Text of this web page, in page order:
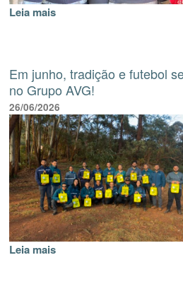
Leia mais
Em junho, tradição e futebol
no Grupo AVG!
26/06/2026
Leia mais